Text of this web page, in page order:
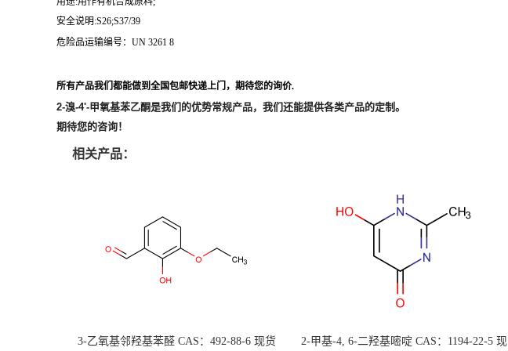
安全说明:S26;S37/39
危险品运输编号：UN 3261 8
所有产品我们都能做到全国包邮快递上门，期待您的询价.
2-溴-4'-甲氧基苯乙酮是我们的优势常规产品，我们还能提供各类产品的定制。
期待您的咨询！
相关产品：
3-乙氧基邻羟基苯醛 CAS：492-88-6 现货 2-甲基-4, 6-二羟基嘧啶 CAS：1194-22-5 现